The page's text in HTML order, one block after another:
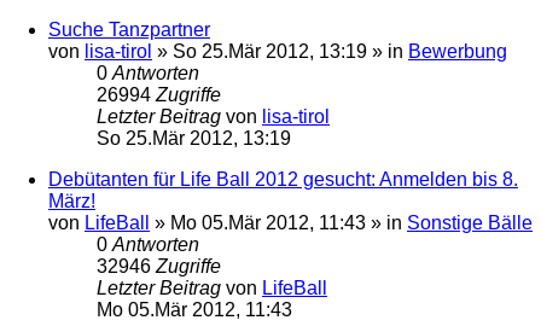
Suche Tanzpartner
von lisa-tirol » So 25.Mär 2012, 13:19 » in Bewerbung
0 Antworten
26994 Zugriffe
Letzter Beitrag von lisa-tirol
So 25.Mär 2012, 13:19
Debütanten für Life Ball 2012 gesucht: Anmelden bis 8.
März!
von LifeBall » Mo 05.Mär 2012, 11:43 » in Sonstige Bälle
0 Antworten
32946 Zugriffe
Letzter Beitrag von LifeBall
Mo 05.Mär 2012, 11:43